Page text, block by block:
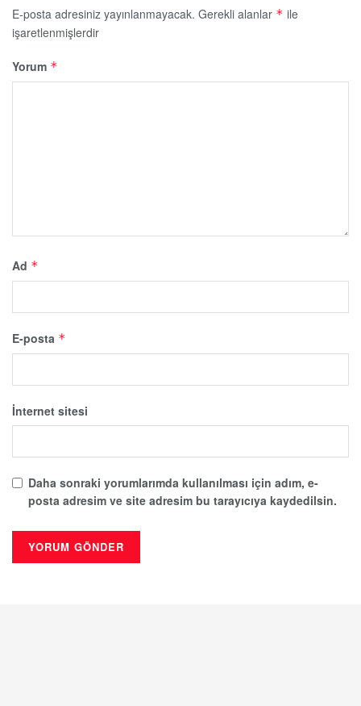
E-posta adresiniz yayınlanmayacak. Gerekli alanlar * ile
işaretlenmişlerdir
Yorum *
Ad *
E-posta *
İnternet sitesi
Daha sonraki yorumlarımda kullanılması için adım, e-
posta adresim ve site adresim bu tarayıcıya kaydedilsin.